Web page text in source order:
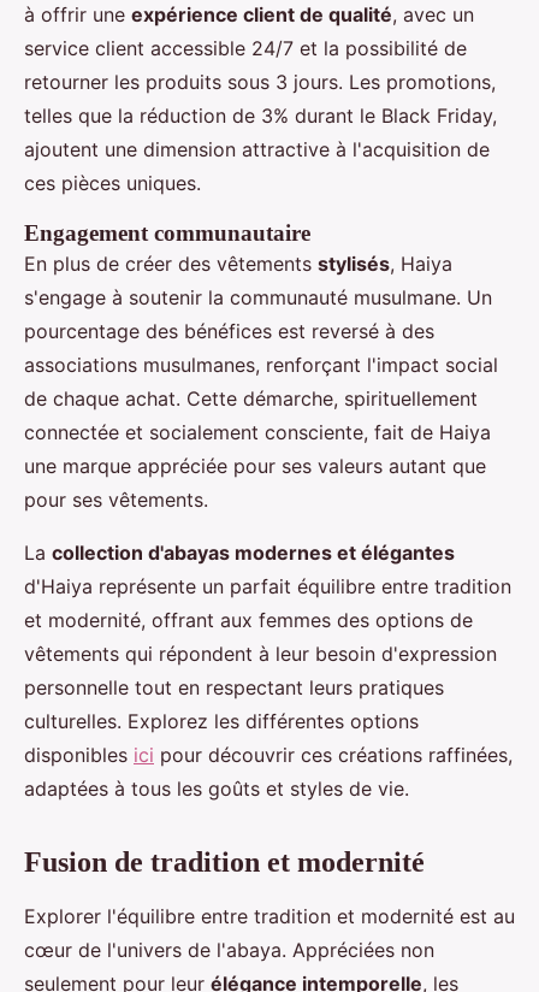
à offrir une expérience client de qualité, avec un
service client accessible 24/7 et la possibilité de
retourner les produits sous 3 jours. Les promotions,
telles que la réduction de 3% durant le Black Friday,
ajoutent une dimension attractive à l'acquisition de
ces pièces uniques.
Engagement communautaire
En plus de créer des vêtements stylisés, Haiya
s'engage à soutenir la communauté musulmane. Un
pourcentage des bénéfices est reversé à des
associations musulmanes, renforçant l'impact social
de chaque achat. Cette démarche, spirituellement
connectée et socialement consciente, fait de Haiya
une marque appréciée pour ses valeurs autant que
pour ses vêtements.
La collection d'abayas modernes et élégantes
d'Haiya représente un parfait équilibre entre tradition
et modernité, offrant aux femmes des options de
vêtements qui répondent à leur besoin d'expression
personnelle tout en respectant leurs pratiques
culturelles. Explorez les différentes options
disponibles ici pour découvrir ces créations raffinées,
adaptées à tous les goûts et styles de vie.
Fusion de tradition et modernité
Explorer l'équilibre entre tradition et modernité est au
cœur de l'univers de l'abaya. Appréciées non
seulement pour leur élégance intemporelle, les